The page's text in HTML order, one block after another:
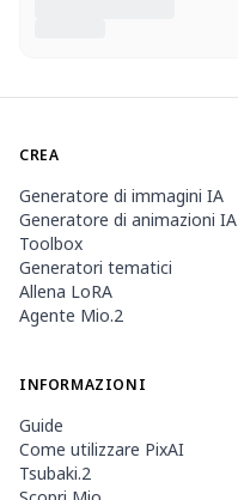
CREA
Generatore di immagini IA
Generatore di animazioni IA
Toolbox
Generatori tematici
Allena LoRA
Agente Mio.2
INFORMAZIONI
Guide
Come utilizzare PixAI
Tsubaki.2